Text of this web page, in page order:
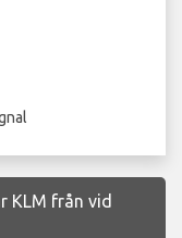
KLM från vid